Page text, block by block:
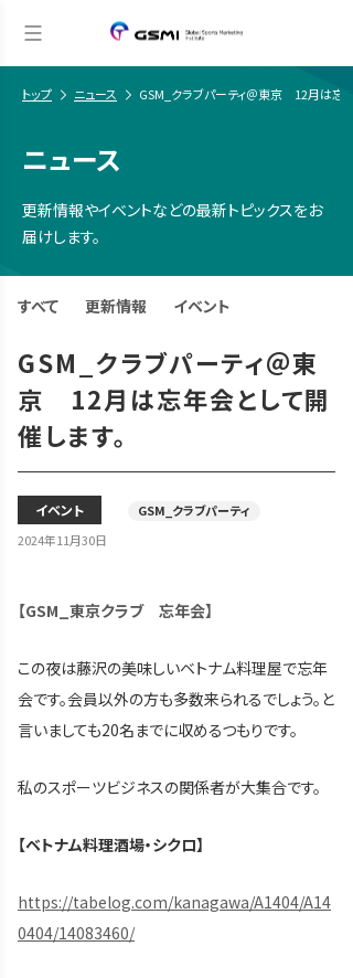
トップ ニュース GSM_クラブパーティ＠東京 12月は忘年
ニュース
更新情報やイベントなどの最新トピックスをお
届けします。
すべて 更新情報 イベント
GSM_クラブパーティ＠東
京 12月は忘年会として開
催します。
イベント
GSM_クラブパーティ
2024年11月30日
【GSM_東京クラブ 忘年会】
この夜は藤沢の美味しいベトナム料理屋で忘年
会です。会員以外の方も多数来られるでしょう。と
言いましても20名までに収めるつもりです。
私のスポーツビジネスの関係者が大集合です。
【ベトナム料理酒場・シクロ】
https://tabelog.com/kanagawa/A1404/A14
0404/14083460/